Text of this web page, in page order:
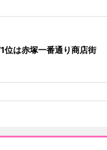
位は赤塚一番通り商店街